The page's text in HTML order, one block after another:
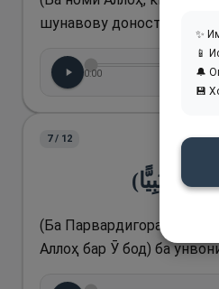
шунавову доност). Се
0:00
7/ 12
نَبِيًّا)
(Ба Парвардигорам ба
Аллоҳ бар Ӯ бод) ба
✨
📱
🔔
💾